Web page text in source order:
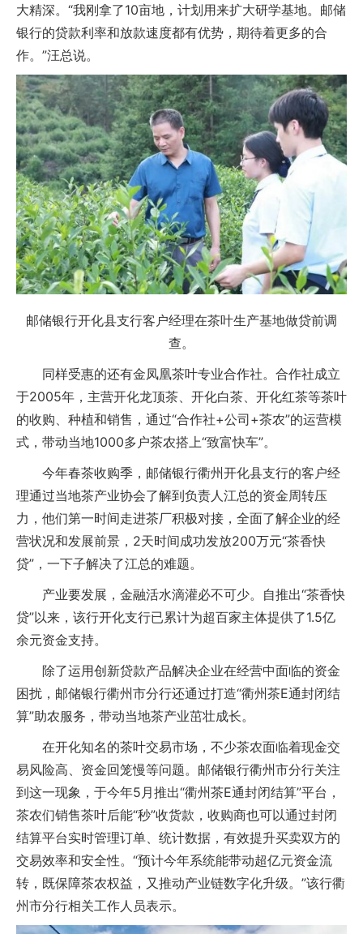
大精深。“我刚拿了10亩地，计划用来扩大研学基地。邮储
银行的贷款利率和放款速度都有优势，期待着更多的合
作。”汪总说。
邮储银行开化县支行客户经理在茶叶生产基地做贷前调
查。
同样受惠的还有金凤凰茶叶专业合作社。合作社成立
于2005年，主营开化龙顶茶、开化白茶、开化红茶等茶叶
的收购、种植和销售，通过“合作社+公司+茶农”的运营模
式，带动当地1000多户茶农搭上“致富快车”。
今年春茶收购季，邮储银行衢州开化县支行的客户经
理通过当地茶产业协会了解到负责人江总的资金周转压
力，他们第一时间走进茶厂积极对接，全面了解企业的经
营状况和发展前景，2天时间成功发放200万元“茶香快
贷”，一下子解决了江总的难题。
产业要发展，金融活水滴灌必不可少。自推出“茶香快
贷”以来，该行开化支行已累计为超百家主体提供了1.5亿
余元资金支持。
除了运用创新贷款产品解决企业在经营中面临的资金
困扰，邮储银行衢州市分行还通过打造“衢州茶E通封闭结
算”助农服务，带动当地茶产业茁壮成长。
在开化知名的茶叶交易市场，不少茶农面临着现金交
易风险高、资金回笼慢等问题。邮储银行衢州市分行关注
到这一现象，于今年5月推出“衢州茶E通封闭结算”平台，
茶农们销售茶叶后能“秒”收货款，收购商也可以通过封闭
结算平台实时管理订单、统计数据，有效提升买卖双方的
交易效率和安全性。“预计今年系统能带动超亿元资金流
转，既保障茶农权益，又推动产业链数字化升级。”该行衢
州市分行相关工作人员表示。